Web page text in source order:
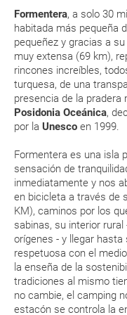
Formentera, a solo 30
habitada más pequeña
pequeñez y gracias a
muy extensa (69 km),
rincones increíbles,
turquesa, de una
presencia de la pradera
Posidonia Oceánica,
por la Unesco en 1999.
Formentera es una isla
sensación de
inmediatamente y nos
en bicicleta a través de
KM), caminos por los
sabinas, su interior
orígenes - y llegar
respetuosa con el
la enseña de la
tradiciones al mismo
no cambie, el camping
estacón se controla la
y
otoñoofrece su mejor
magnífica luz e increíble
En verano y con
ingerir más
de mayor
El clima en
julio y agosto el
concurrida
15.5 °C
8.1 °C
FEB
16
8.4
Monedas y aduanas
a que muchas de ellas
(que deberás realizar a
suplemento extra en el
En caso de tener que
vacacional (Caribe,
de tu reserva alrededor de
imprimir y llevar contigo en
Esta documentación te
aérea a la hora de realizar el
MODIFICACIÓN ó
modificar una
generar una
¿Qué caducidad
a...?
¿Con cuánta
aeropuerto?